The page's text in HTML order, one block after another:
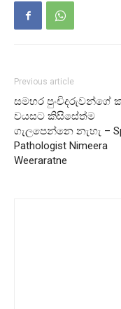
Previous article
සමහර පුංචිදරුවන්ගේ
වයසට කිසිසේත්ම
ගැලපෙන්නෙ නැහැ –
Pathologist Nimeera
Weeraratne